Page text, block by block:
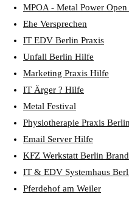
MPOA - Metal Power
Ehe Versprechen
IT EDV Berlin Praxis
Unfall Berlin Hilfe
Marketing Praxis Hilfe
IT Ärger ? Hilfe
Metal Festival
Physiotherapie Praxis
Email Server Hilfe
KFZ Werkstatt Berlin
IT & EDV Systemhaus
Pferdehof am Weiler